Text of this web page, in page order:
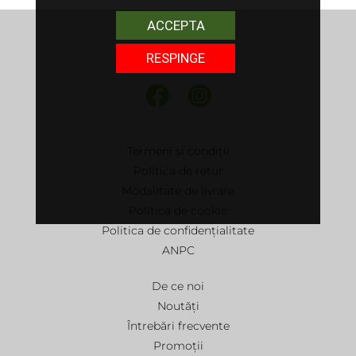
Politica de confidențialitate
ANPC
De ce noi
Noutăți
Întrebări frecvente
Promoții
ACCEPTA
RESPINGE